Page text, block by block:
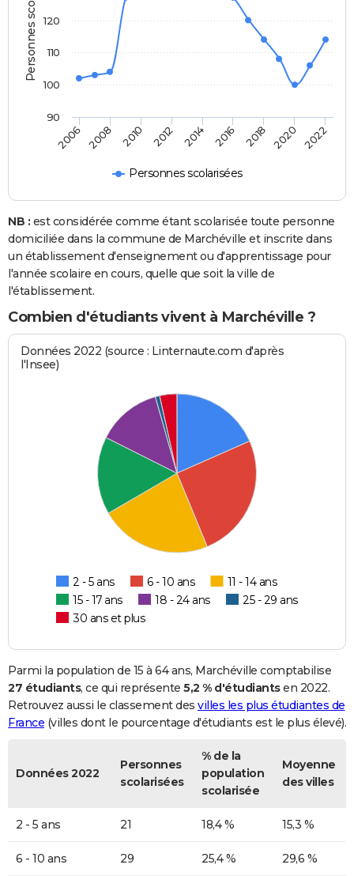
Personnes scolarisées
2006 2008 2010 2012 2014 2016 2018 2020 2022
90
100
110
120
NB : est considérée comme étant scolarisée toute personne
domiciliée dans la commune de Marchéville et inscrite dans
un établissement d'enseignement ou d'apprentissage pour
l'année scolaire en cours, quelle que soit la ville de
l'établissement.
Combien d'étudiants vivent à Marchéville ?
Données 2022 (source : Linternaute.com d'après
l'Insee)
2 - 5 ans 6 - 10 ans
11 - 14 ans
15 - 17 ans
18 - 24 ans
25 - 29 ans
30 ans et plus
Parmi la population de 15 à 64 ans, Marchéville comptabilise
27 étudiants, ce qui représente 5,2 % d'étudiantsen 2022.
Retrouvez aussi le classement des villes les plus étudiantes de
France (villes dont le pourcentage d'étudiants est le plus élevé).
Données 2022
Personnes
scolarisées
% de la
population
scolarisée
Moyenne
des villes
2 - 5 ans 21 18,4 % 15,3 %
6 - 10 ans 29 25,4 % 29,6 %